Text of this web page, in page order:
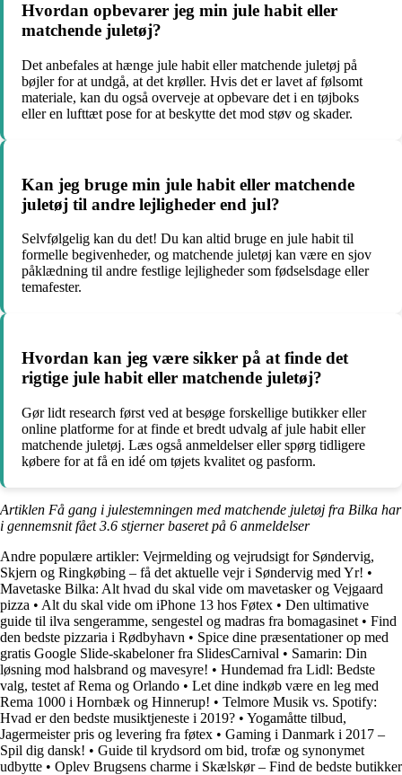
Hvordan opbevarer jeg min jule habit eller
matchende juletøj?
Det anbefales at hænge jule habit eller matchende juletøj på
bøjler for at undgå, at det krøller. Hvis det er lavet af følsomt
materiale, kan du også overveje at opbevare det i en tøjboks
eller en lufttæt pose for at beskytte det mod støv og skader.
Kan jeg bruge min jule habit eller matchende
juletøj til andre lejligheder end jul?
Selvfølgelig kan du det! Du kan altid bruge en jule habit til
formelle begivenheder, og matchende juletøj kan være en sjov
påklædning til andre festlige lejligheder som fødselsdage eller
temafester.
Hvordan kan jeg være sikker på at finde det
rigtige jule habit eller matchende juletøj?
Gør lidt research først ved at besøge forskellige butikker eller
online platforme for at finde et bredt udvalg af jule habit eller
matchende juletøj. Læs også anmeldelser eller spørg tidligere
købere for at få en idé om tøjets kvalitet og pasform.
Artiklen Få gang i julestemningen med matchende juletøj fra Bilka har
i gennemsnit fået3.6 stjerner baseret på 6 anmeldelser
Andre populære artikler: Vejrmelding og vejrudsigt for Søndervig,
Skjern og Ringkøbing – få det aktuelle vejr i Søndervig med Yr! •
Mavetaske Bilka: Alt hvad du skal vide om mavetasker og Vejgaard
pizza • Alt du skal vide om iPhone 13 hos Føtex • Den ultimative
guide til ilva sengeramme, sengestel og madras fra bomagasinet • Find
den bedste pizzaria i Rødbyhavn • Spice dine præsentationer op med
gratis Google Slide-skabeloner fra SlidesCarnival • Samarin: Din
løsning mod halsbrand og mavesyre! • Hundemad fra Lidl: Bedste
valg, testet af Rema og Orlando • Let dine indkøb være en leg med
Rema 1000 i Hornbæk og Hinnerup! • Telmore Musik vs. Spotify:
Hvad er den bedste musiktjeneste i 2019? • Yogamåtte tilbud,
Jagermeister pris og levering fra føtex • Gaming i Danmark i 2017 –
Spil dig dansk! • Guide til krydsord om bid, trofæ og synonymet
udbytte • Oplev Brugsens charme i Skælskør – Find de bedste butikker